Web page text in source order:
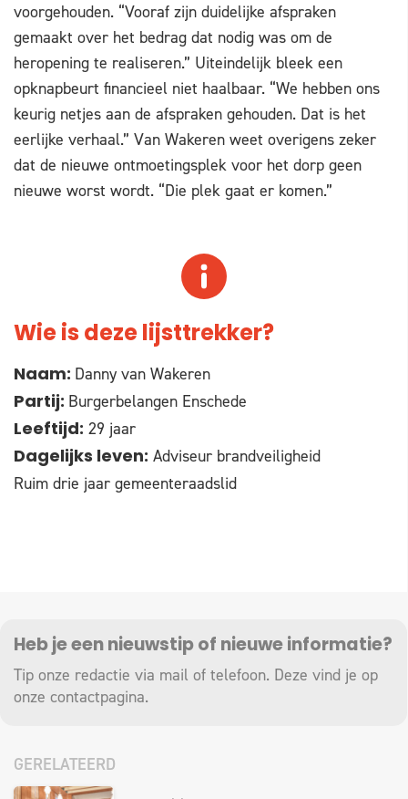
voorgehouden. “Vooraf zijn duidelijke afspraken
gemaakt over het bedrag dat nodig was om de
heropening te realiseren.” Uiteindelijk bleek een
opknapbeurt financieel niet haalbaar. “We hebben ons
keurig netjes aan de afspraken gehouden. Dat is het
eerlijke verhaal.” Van Wakeren weet overigens zeker
dat de nieuwe ontmoetingsplek voor het dorp geen
nieuwe worst wordt. “Die plek gaat er komen.”
Wie is deze lijsttrekker?
Naam: Danny van Wakeren
Partij: Burgerbelangen Enschede
Leeftijd: 29 jaar
Dagelijks leven: Adviseur brandveiligheid
Ruim drie jaar gemeenteraadslid
Heb je een nieuwstip of nieuwe informatie?
Tip onze redactie via mail of telefoon. Deze vind je op
onze contactpagina.
GERELATEERD